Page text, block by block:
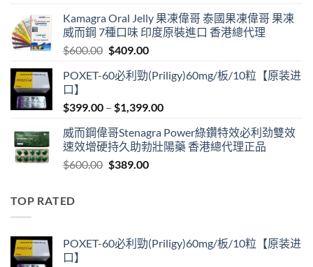
was:
$599.00.
is:
$399.00.
Kamagra Oral Jelly 果凍偉哥 泰國果凍偉哥 果凍
威而鋼 7種口味 印度原裝進口 香港總代理
$600.00 Original
was:
$409.00Current
is:
POXET-60必利勁(Priligy)60mg/板/10粒【原装进
口】
$399.00 – $1,399.00Price
$399.00
through
威而鋼偉哥Stenagra Power綠鑽特效必利劲雙效
速效增硬持久助勃壯陽藥 香港總代理正品
$600.00 Original
$389.00Current
TOP RATED
POXET-60必利勁(Priligy)60mg/板/10粒【原装进
口】